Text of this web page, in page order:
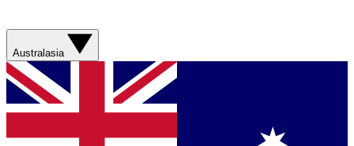
Australasia